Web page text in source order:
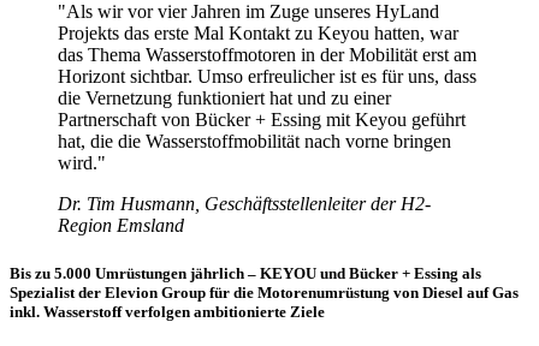
"Als wir vor vier Jahren im Zuge unseres HyLand
Projekts das erste Mal Kontakt zu Keyou hatten, war
das Thema Wasserstoffmotoren in der Mobilität erst am
Horizont sichtbar. Umso erfreulicher ist es für uns, dass
die Vernetzung funktioniert hat und zu einer
Partnerschaft von Bücker + Essing mit Keyou geführt
hat, die die Wasserstoffmobilität nach vorne bringen
wird."
Dr. Tim Husmann, Geschäftsstellenleiter der H2-
Region Emsland
Bis zu 5.000 Umrüstungen jährlich – KEYOU und Bücker + Essing als
Spezialist der Elevion Group für die Motorenumrüstung von Diesel auf Gas
inkl. Wasserstoff verfolgen ambitionierte Ziele